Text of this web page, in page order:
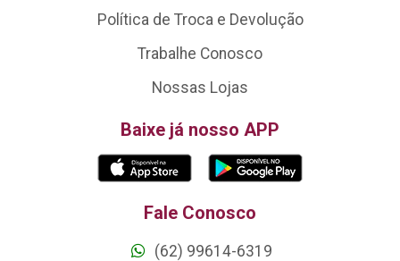
Política de Troca e Devolução
Trabalhe Conosco
Nossas Lojas
Baixe já nosso APP
Fale Conosco
(62) 99614-6319